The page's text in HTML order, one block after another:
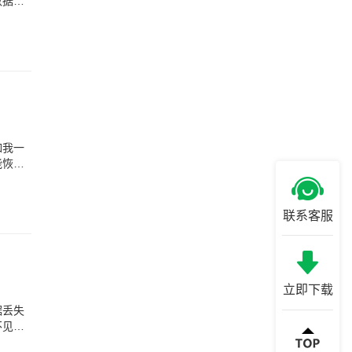
我一
复
丢失
。
联系客服
立即下载